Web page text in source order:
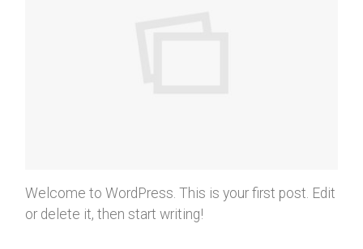
Welcome to WordPress. This is your first post. Edit
or delete it, then start writing!